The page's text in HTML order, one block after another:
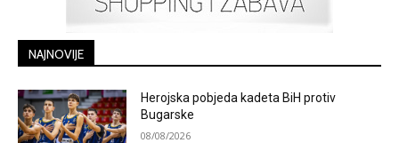
NAJNOVIJE
Herojska pobjeda kadeta BiH protiv
Bugarske
08/08/2026